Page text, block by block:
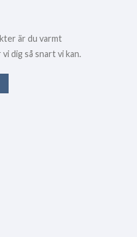
är du varmt
dig så snart vi kan.